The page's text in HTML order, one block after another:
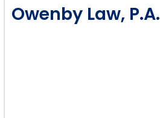
Ley familiar
Owenby Law, P.A.